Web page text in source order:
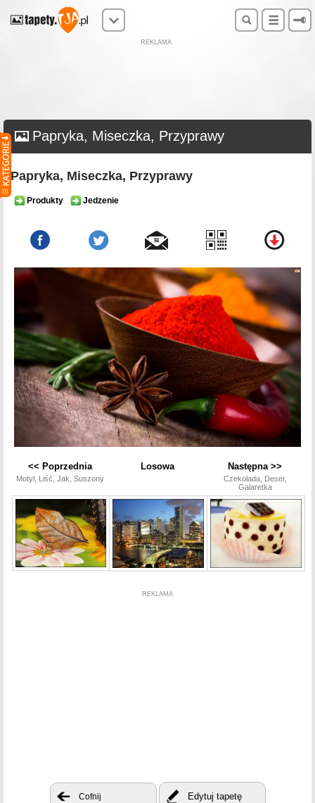
REKLAMA
Papryka, Miseczka, Przyprawy
Papryka, Miseczka, Przyprawy
Produkty Jedzenie
<< Poprzednia
Motyl, Liść, Jak, Suszony
Losowa Następna >>
Czekolada, Deser,
Galaretka
REKLAMA
Cofnij Edytuj tapetę